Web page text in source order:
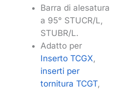
Barra di alesatura
a 95° STUCR/L,
STUBR/L.
Adatto per
Inserto TCGX,
inserti per
tornitura TCGT,